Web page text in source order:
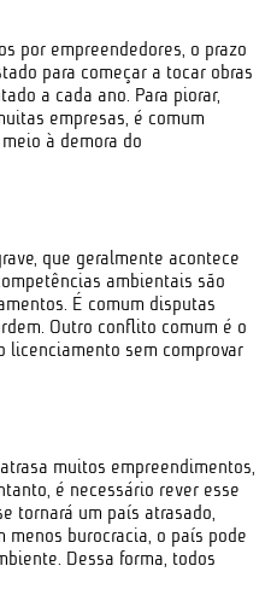
por empreendedores, o prazo
para começar a tocar obras
a cada ano. Para piorar,
empresas, é comum
à demora do
que geralmente acontece
ambientais são
É comum disputas
Outro conflito comum é o
licenciamento sem comprovar
muitos empreendimentos,
é necessário rever esse
tornará um país atrasado,
menos burocracia, o país pode
Dessa forma, todos